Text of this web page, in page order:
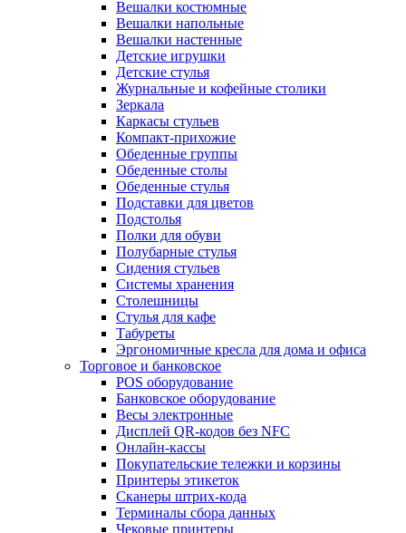
Вешалки костюмные
Вешалки напольные
Вешалки настенные
Детские игрушки
Детские стулья
Журнальные и кофейные столики
Зеркала
Каркасы стульев
Компакт-прихожие
Обеденные группы
Обеденные столы
Обеденные стулья
Подставки для цветов
Подстолья
Полки для обуви
Полубарные стулья
Сидения стульев
Системы хранения
Столешницы
Стулья для кафе
Табуреты
Эргономичные кресла для дома и офиса
Торговое и банковское
POS оборудование
Банковское оборудование
Весы электронные
Дисплей QR-кодов без NFC
Онлайн-кассы
Покупательские тележки и корзины
Принтеры этикеток
Сканеры штрих-кода
Терминалы сбора данных
Чековые принтеры